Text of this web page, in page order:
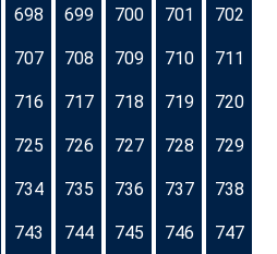
698 699 700 701 702
707 708 709 710 711
716 717 718 719 720
725 726 727 728 729
734 735 736 737 738
743 744 745 746 747